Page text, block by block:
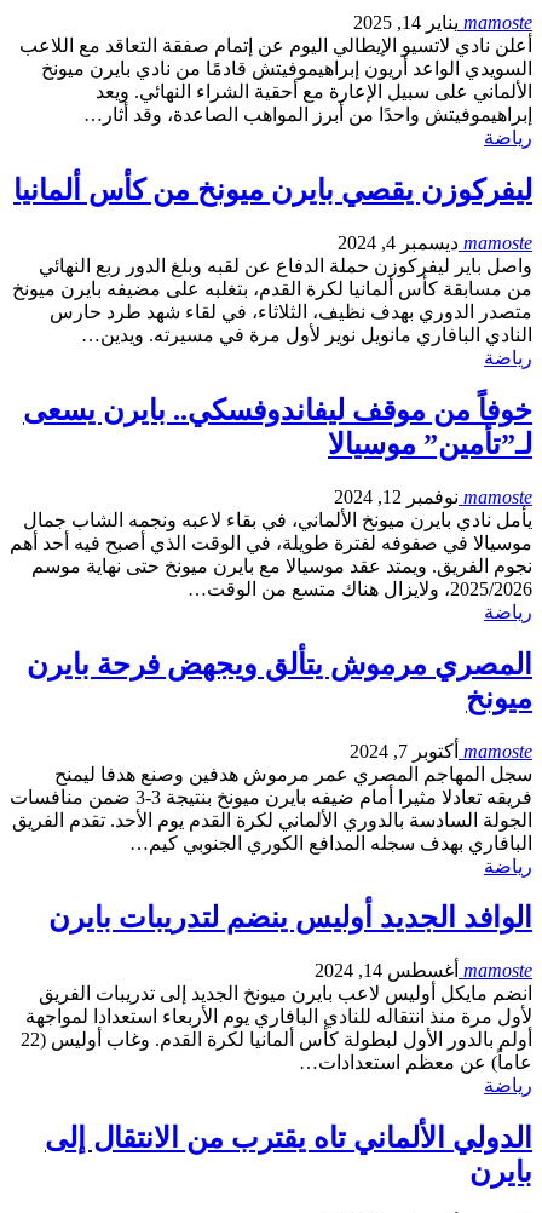
mamoste يناير 14, 2025
أعلن نادي لاتسيو الإيطالي اليوم عن إتمام صفقة التعاقد مع اللاعب
السويدي الواعد أريون إبراهيموفيتش قادمًا من نادي بايرن ميونخ
الألماني على سبيل الإعارة مع أحقية الشراء النهائي. ويعد
إبراهيموفيتش واحدًا من أبرز المواهب الصاعدة، وقد أثار…
رياضة
ليفركوزن يقصي بايرن ميونخ من كأس ألمانيا
mamoste ديسمبر 4, 2024
واصل باير ليفركوزن حملة الدفاع عن لقبه وبلغ الدور ربع النهائي
من مسابقة كأس ألمانيا لكرة القدم، بتغلبه على مضيفه بايرن ميونخ
متصدر الدوري بهدف نظيف، الثلاثاء، في لقاء شهد طرد حارس
النادي البافاري مانويل نوير لأول مرة في مسيرته. ويدين…
رياضة
خوفاً من موقف ليفاندوفسكي.. بايرن يسعى
لـ”تأمين” موسيالا
mamoste نوفمبر 12, 2024
يأمل نادي بايرن ميونخ الألماني، في بقاء لاعبه ونجمه الشاب جمال
موسيالا في صفوفه لفترة طويلة، في الوقت الذي أصبح فيه أحد أهم
نجوم الفريق. ويمتد عقد موسيالا مع بايرن ميونخ حتى نهاية موسم
2025/2026، ولايزال هناك متسع من الوقت…
رياضة
المصري مرموش يتألق ويجهض فرحة بايرن
ميونخ
mamoste أكتوبر 7, 2024
سجل المهاجم المصري عمر مرموش هدفين وصنع هدفا ليمنح
فريقه تعادلا مثيرا أمام ضيفه بايرن ميونخ بنتيجة 3-3 ضمن منافسات
الجولة السادسة بالدوري الألماني لكرة القدم يوم الأحد. تقدم الفريق
البافاري بهدف سجله المدافع الكوري الجنوبي كيم…
رياضة
الوافد الجديد أوليس ينضم لتدريبات بايرن
mamoste أغسطس 14, 2024
انضم مايكل أوليس لاعب بايرن ميونخ الجديد إلى تدريبات الفريق
لأول مرة منذ انتقاله للنادي البافاري يوم الأربعاء استعدادا لمواجهة
أولم بالدور الأول لبطولة كأس ألمانيا لكرة القدم. وغاب أوليس (22
عاماً) عن معظم استعدادات…
رياضة
الدولي الألماني تاه يقترب من الانتقال إلى
بايرن